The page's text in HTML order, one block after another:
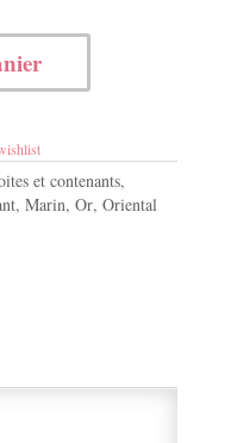
et contenants,
, Marin, Or, Oriental